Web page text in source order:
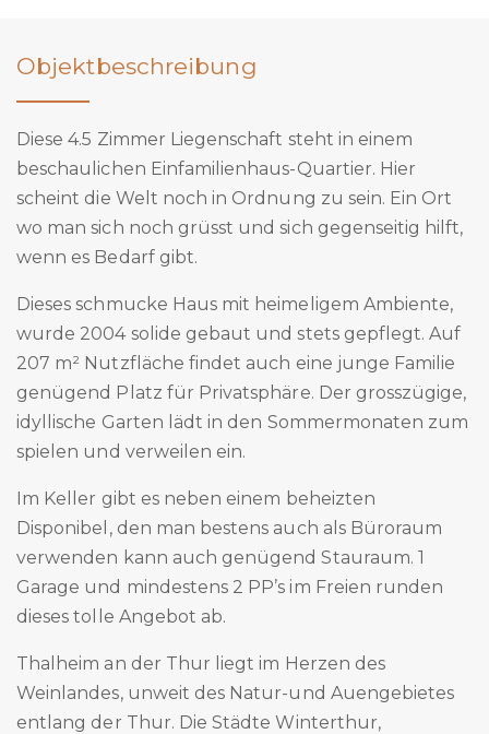
Objektbeschreibung
Diese 4.5 Zimmer Liegenschaft steht in einem
beschaulichen Einfamilienhaus-Quartier. Hier
scheint die Welt noch in Ordnung zu sein. Ein Ort
wo man sich noch grüsst und sich gegenseitig hilft,
wenn es Bedarf gibt.
Dieses schmucke Haus mit heimeligem Ambiente,
wurde 2004 solide gebaut und stets gepflegt. Auf
207 m² Nutzfläche findet auch eine junge Familie
genügend Platz für Privatsphäre. Der grosszügige,
idyllische Garten lädt in den Sommermonaten zum
spielen und verweilen ein.
Im Keller gibt es neben einem beheizten
Disponibel, den man bestens auch als Büroraum
verwenden kann auch genügend Stauraum. 1
Garage und mindestens 2 PP’s im Freien runden
dieses tolle Angebot ab.
Thalheim an der Thur liegt im Herzen des
Weinlandes, unweit des Natur-und Auengebietes
entlang der Thur. Die Städte Winterthur,